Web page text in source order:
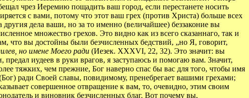
чрез Иеремию пощадить ваш город, если перестанете носить
с вами, потому что этот ваш грех (против Христа) больше всех
дела ваши, но за то именно (величайшее) беззаконие вы
множество грехов. Это видно как из всего сказаннаго, так и
что вы достойны были безчисленных бедствий, „но Я, говорит,
но имене Моего ради (Иезек. XXXVI, 22, 32). Это значит: вы
иудеев в руки врагов, я заступаюсь и помогаю вам. Значит,
тяжких, чем прежние, Бог наверно спас бы вас для того, чтобы имя
ради Своей славы, повидимому, пренебрегает вашими грехами;
совершенное отвращение к вам, то, очевидно, этим своим
и виновник безчисленных благ. Вот почему вы,